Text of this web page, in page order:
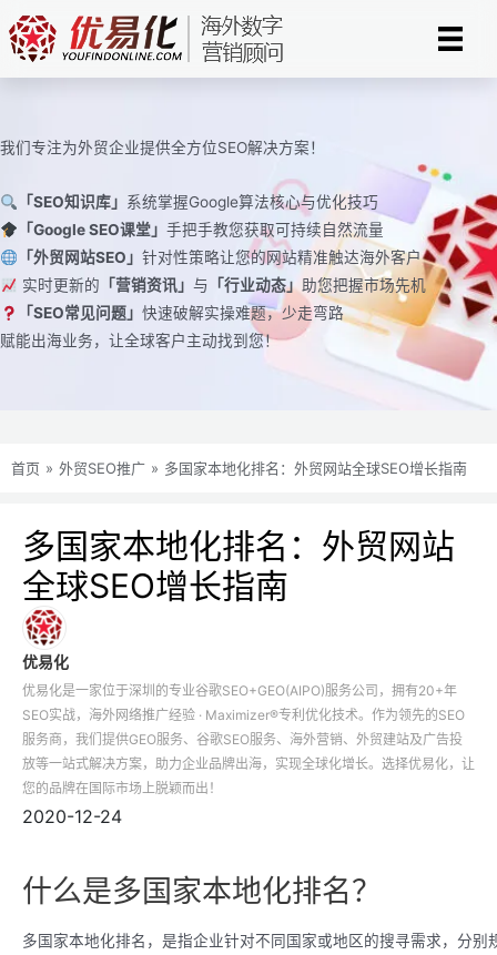
至
我们专注为外贸企业提供全方位SEO解决方案！
「SEO知识库」 系统掌握Google算法核心与优化技巧
「Google SEO课堂」 手把手教您获取可持续自然流量
「外贸网站SEO」 针对性策略让您的网站精准触达海外客户
实时更新的 「营销资讯」 与 「行业动态」 助您把握市场先机
「SEO常见问题」 快速破解实操难题，少走弯路
赋能出海业务，让全球客户主动找到您！
首页 » 外贸SEO推广 » 多国家本地化排名：外贸网站全球SEO增长指南
多国家本地化排名：外贸网站
全球SEO增长指南
优易化
优易化是一家位于深圳的专业谷歌SEO+GEO(AIPO)服务公司，拥有20+年
SEO实战，海外网络推广经验 · Maximizer®专利优化技术。作为领先的SEO
服务商，我们提供GEO服务、谷歌SEO服务、海外营销、外贸建站及广告投
放等一站式解决方案，助力企业品牌出海，实现全球化增长。选择优易化，让
您的品牌在国际市场上脱颖而出！
2020-12-24
什么是多国家本地化排名？
多国家本地化排名，是指企业针对不同国家或地区的搜寻需求，分